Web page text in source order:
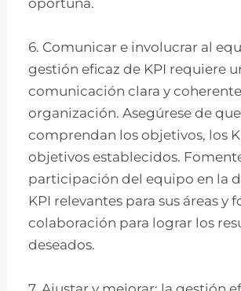
6. Comunicar e involucrar al
gestión eficaz de KPI requiere
comunicación clara y
organización. Asegúrese de
comprendan los objetivos, los
objetivos establecidos.
participación del equipo en la
KPI relevantes para sus áreas y
colaboración para lograr los
deseados.